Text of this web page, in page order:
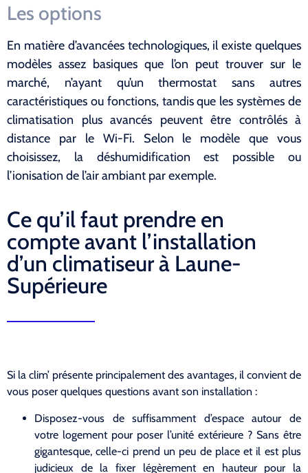
Les options
En matière d’avancées technologiques, il existe quelques
modèles assez basiques que l’on peut trouver sur le
marché, n’ayant qu’un thermostat sans autres
caractéristiques ou fonctions, tandis que les systèmes de
climatisation plus avancés peuvent être contrôlés à
distance par le Wi-Fi. Selon le modèle que vous
choisissez, la déshumidification est possible ou
l’ionisation de l’air ambiant par exemple.
Ce qu’il faut prendre en
compte avant l’installation
d’un climatiseur à Laune-
Supérieure
Si la clim’ présente principalement des avantages, il convient de
vous poser quelques questions avant son installation :
Disposez-vous de suffisamment d’espace autour de
votre logement pour poser l’unité extérieure ? Sans être
gigantesque, celle-ci prend un peu de place et il est plus
judicieux de la fixer légèrement en hauteur pour la